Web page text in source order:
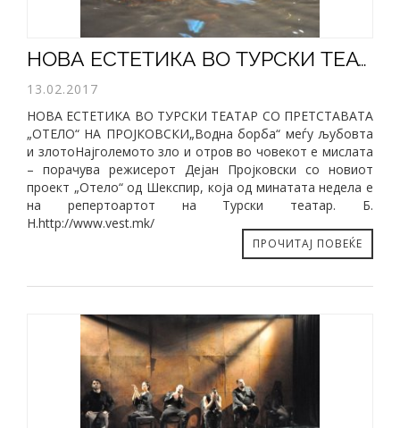
НОВА ЕСТЕТИКА ВО ТУРСКИ ТЕАТАР СО ПРЕТСТАВАТА „ОТЕЛО“ НА ПРОЈКОВСКИ
13.02.2017
НОВА ЕСТЕТИКА ВО ТУРСКИ ТЕАТАР СО ПРЕТСТАВАТА
„ОТЕЛО“ НА ПРОЈКОВСКИ„Водна борба“ меѓу љубовта
и злотоНајголемото зло и отров во човекот е мислата
– порачува режисерот Дејан Пројковски со новиот
проект „Отело“ од Шекспир, која од минатата недела е
на репертоартот на Турски театар. Б.
Н.http://www.vest.mk/
ПРОЧИТАЈ ПОВЕЌЕ